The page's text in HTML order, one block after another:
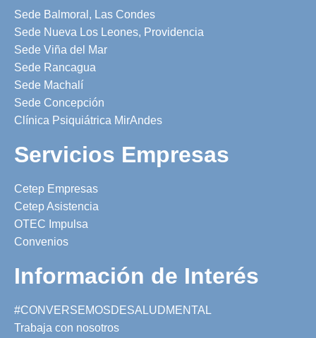
Sede Balmoral, Las Condes
Sede Nueva Los Leones, Providencia
Sede Viña del Mar
Sede Rancagua
Sede Machalí
Sede Concepción
Clínica Psiquiátrica MirAndes
Servicios Empresas
Cetep Empresas
Cetep Asistencia
OTEC Impulsa
Convenios
Información de Interés
#CONVERSEMOSDESALUDMENTAL
Trabaja con nosotros